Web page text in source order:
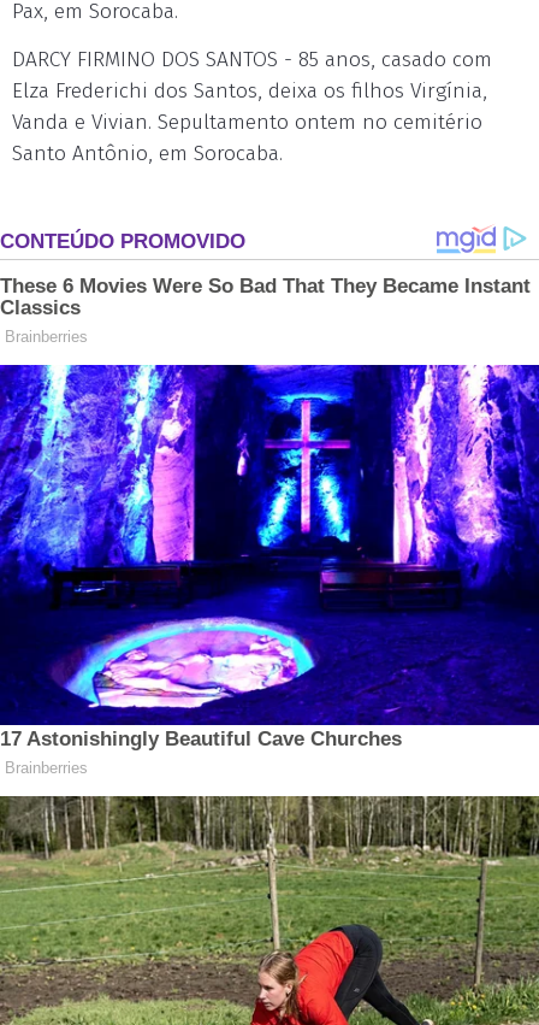
Pax, em Sorocaba.
DARCY FIRMINO DOS SANTOS - 85 anos, casado com
Elza Frederichi dos Santos, deixa os filhos Virgínia,
Vanda e Vivian. Sepultamento ontem no cemitério
Santo Antônio, em Sorocaba.